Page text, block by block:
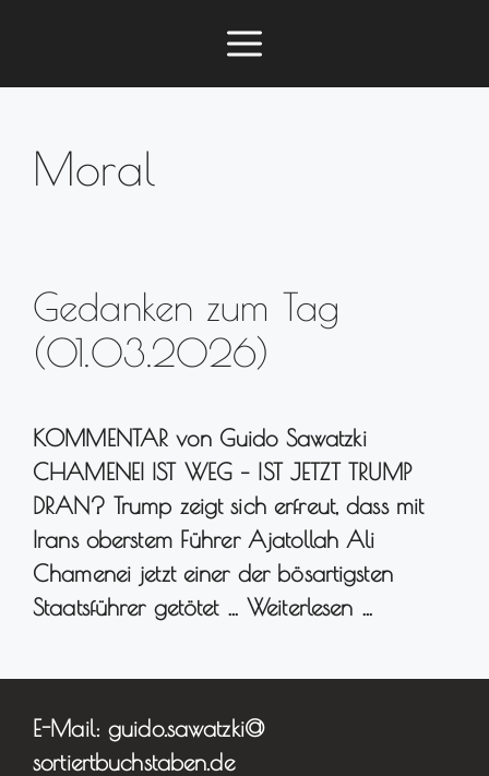
springen
Menü
Moral
Gedanken zum Tag
(01.03.2026)
KOMMENTAR von Guido Sawatzki
CHAMENEI IST WEG – IST JETZT TRUMP
DRAN? Trump zeigt sich erfreut, dass mit
Irans oberstem Führer Ajatollah Ali
Chamenei jetzt einer der bösartigsten
Staatsführer getötet … Weiterlesen …
E-Mail: guido.sawatzki@
sortiertbuchstaben.de